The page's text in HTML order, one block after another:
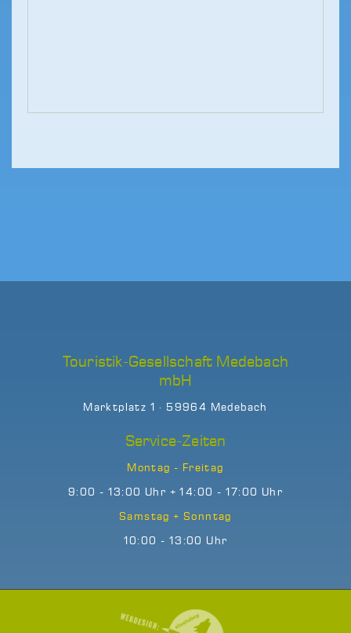
Touristik-Gesellschaft Medebach
mbH
Marktplatz 1 · 59964 Medebach
Service-Zeiten
Montag - Freitag
9:00 - 13:00 Uhr + 14:00 - 17:00 Uhr
Samstag + Sonntag
10:00 - 13:00 Uhr